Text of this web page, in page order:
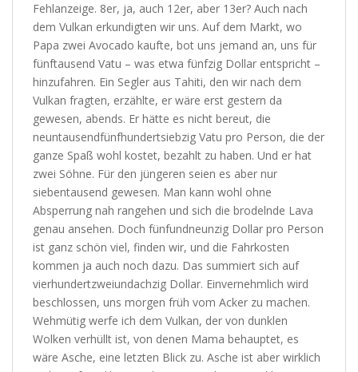
Fehlanzeige. 8er, ja, auch 12er, aber 13er? Auch nach
dem Vulkan erkundigten wir uns. Auf dem Markt, wo
Papa zwei Avocado kaufte, bot uns jemand an, uns für
fünftausend Vatu – was etwa fünfzig Dollar entspricht –
hinzufahren. Ein Segler aus Tahiti, den wir nach dem
Vulkan fragten, erzählte, er wäre erst gestern da
gewesen, abends. Er hätte es nicht bereut, die
neuntausendfünfhundertsiebzig Vatu pro Person, die der
ganze Spaß wohl kostet, bezahlt zu haben. Und er hat
zwei Söhne. Für den jüngeren seien es aber nur
siebentausend gewesen. Man kann wohl ohne
Absperrung nah rangehen und sich die brodelnde Lava
genau ansehen. Doch fünfundneunzig Dollar pro Person
ist ganz schön viel, finden wir, und die Fahrkosten
kommen ja auch noch dazu. Das summiert sich auf
vierhundertzweiundachzig Dollar. Einvernehmlich wird
beschlossen, uns morgen früh vom Acker zu machen.
Wehmütig werfe ich dem Vulkan, der von dunklen
Wolken verhüllt ist, von denen Mama behauptet, es
wäre Asche, eine letzten Blick zu. Asche ist aber wirklich